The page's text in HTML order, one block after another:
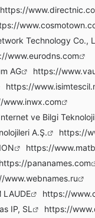
https://
Technology Co.,
www.eurodns.com
AG
https://
https://
www.inwx.com
ve Bilgi
A.Ş.
https://
https://
https://pananames.com
www.webnames.ru
https://
IP, SL
https://